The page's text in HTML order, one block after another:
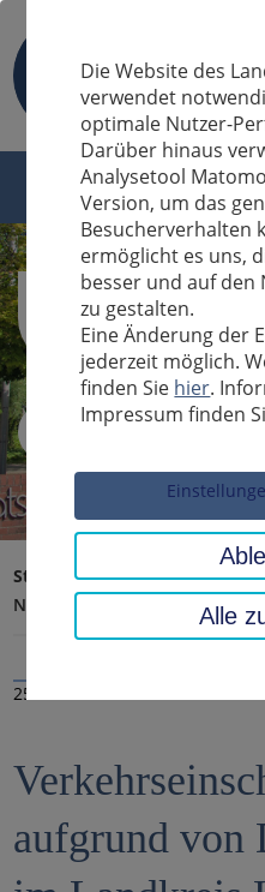
Sucheingabe
Startseite Landratsamt,
Nachrichten
25.11.2025
aufgrund von
Die Website des
verwendet
optimale Nutzer-
Darüber hinaus
Analysetool
Version, um das
Besucherverhalten
ermöglicht es uns,
besser und auf
zu gestalten.
Eine Änderung der
jederzeit möglich.
finden Sie hier.
Impressum finden
Alle